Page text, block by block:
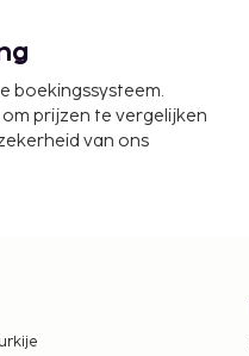
betaald. De
per verblijf
te betalen.
boekingssysteem.
om prijzen te vergelijken
van ons